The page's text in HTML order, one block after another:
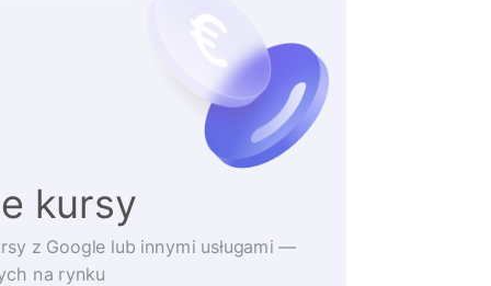
kursy
z Google lub innymi usługami —
na rynku